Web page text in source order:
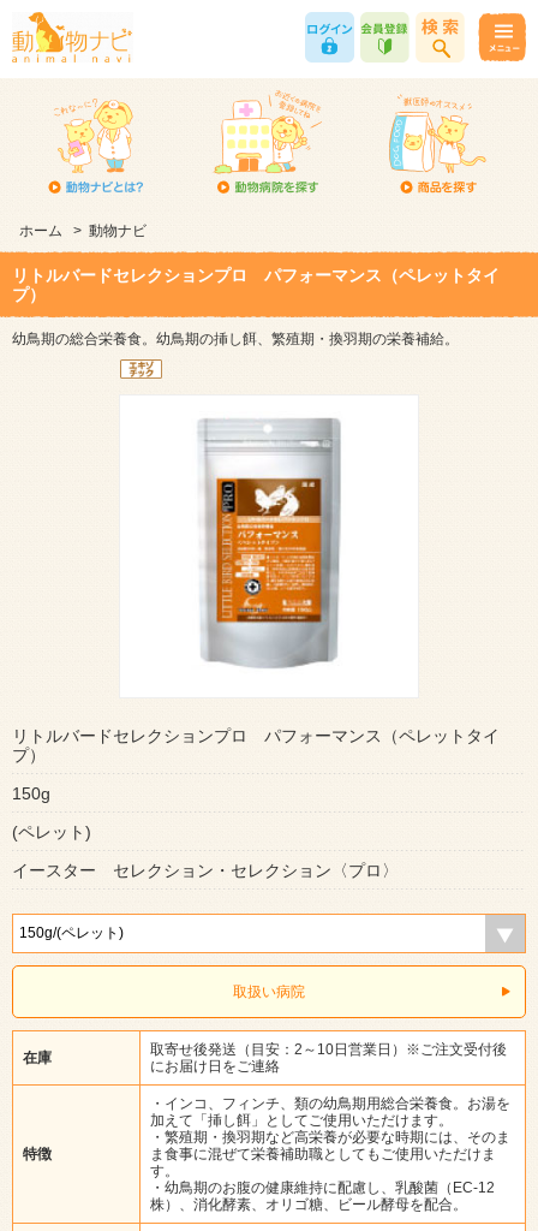
ホーム > 動物ナビ
リトルバードセレクションプロ パフォーマンス（ペレットタイ
プ）
幼鳥期の総合栄養食。幼鳥期の挿し餌、繁殖期・換羽期の栄養補給。
リトルバードセレクションプロ パフォーマンス（ペレットタイ
プ）
150g
(ペレット)
イースター セレクション・セレクション〈プロ〉
取扱い病院
在庫
取寄せ後発送（目安：2～10日営業日）※ご注文受付後
にお届け日をご連絡
特徴
・インコ、フィンチ、類の幼鳥期用総合栄養食。お湯を
加えて「挿し餌」としてご使用いただけます。
・繁殖期・換羽期など高栄養が必要な時期には、そのま
ま食事に混ぜて栄養補助職としてもご使用いただけま
す。
・幼鳥期のお腹の健康維持に配慮し、乳酸菌（EC-12
株）、消化酵素、オリゴ糖、ビール酵母を配合。